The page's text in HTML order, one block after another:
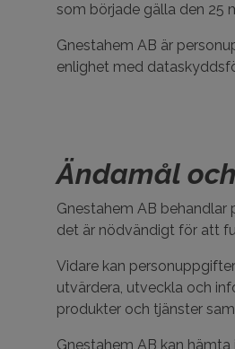
som började gälla den 25
Gnestahem AB är
enlighet med
Ändamål
Gnestahem AB
det är nödvändigt för att
Vidare kan
utvärdera, utveckla och
produkter och tjänster
Gnestahem AB kan